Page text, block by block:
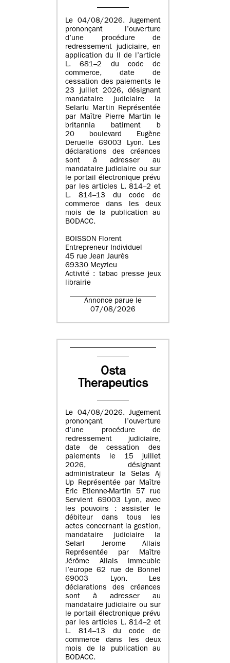
Le 04/08/2026. Jugement
prononçant l’ouverture
d’une procédure de
redressement judiciaire, en
application du II de l’article
L. 681–2 du code de
commerce, date de
cessation des paiements le
23 juillet 2026, désignant
mandataire judiciaire la
Selarlu Martin Représentée
par Maître Pierre Martin le
britannia batiment b
20 boulevard Eugène
Deruelle 69003 Lyon. Les
déclarations des créances
sont à adresser au
mandataire judiciaire ou sur
le portail électronique prévu
par les articles L. 814–2 et
L. 814–13 du code de
commerce dans les deux
mois de la publication au
BODACC.
BOISSON Florent
Entrepreneur Individuel
45 rue Jean Jaurès
69330 Meyzieu
Activité : tabac presse jeux
librairie
Annonce parue le
07/08/2026
Osta
Therapeutics
Le 04/08/2026. Jugement
prononçant l’ouverture
d’une procédure de
redressement judiciaire,
date de cessation des
paiements le 15 juillet
2026, désignant
administrateur la Selas Aj
Up Représentée par Maître
Eric Etienne-Martin 57 rue
Servient 69003 Lyon, avec
les pouvoirs : assister le
débiteur dans tous les
actes concernant la gestion,
mandataire judiciaire la
Selarl Jerome Allais
Représentée par Maître
Jérôme Allais immeuble
l’europe 62 rue de Bonnel
69003 Lyon. Les
déclarations des créances
sont à adresser au
mandataire judiciaire ou sur
le portail électronique prévu
par les articles L. 814–2 et
L. 814–13 du code de
commerce dans les deux
mois de la publication au
BODACC.